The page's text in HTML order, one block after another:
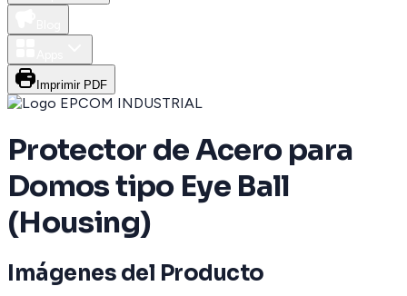
Imprimir PDF
Protector de Acero para
Domos tipo Eye Ball
(Housing)
Imágenes del Producto